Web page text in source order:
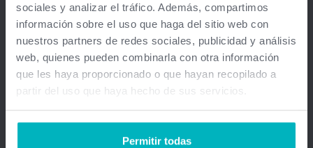
sociales y analizar el tráfico. Además, compartimos
información sobre el uso que haga del sitio web con
nuestros partners de redes sociales, publicidad y análisis
web, quienes pueden combinarla con otra información
que les haya proporcionado o que hayan recopilado a
partir del uso que haya hecho de sus servicios.
Permitir todas
Gestión médica total